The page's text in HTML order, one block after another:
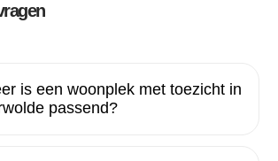
is een woonplek met toezicht in
passend?